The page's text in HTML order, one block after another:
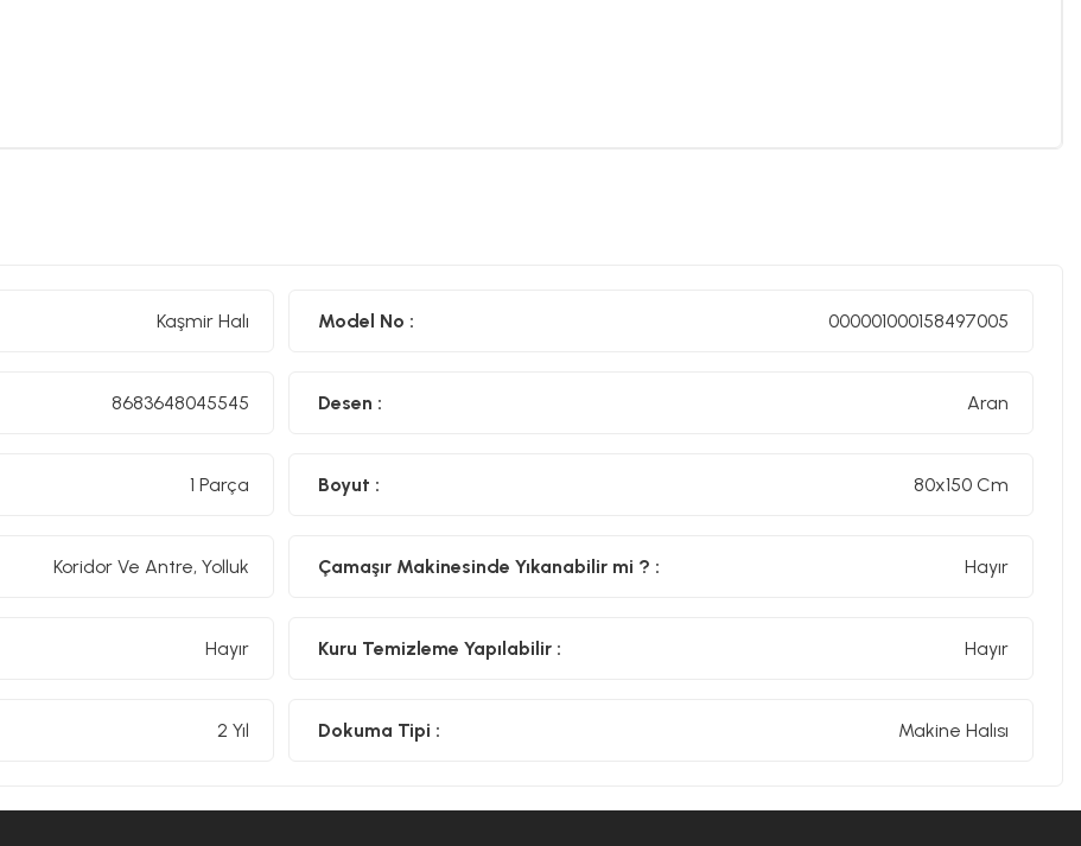
Kaşmir Halı Model No : 000001000158497005
8683648045545 Desen : Aran
1 Parça Boyut : 80x150 Cm
Koridor Ve Antre, Yolluk Çamaşır Makinesinde Yıkanabilir mi ? : Hayır
Hayır Kuru Temizleme Yapılabilir : Hayır
2 Yıl Dokuma Tipi : Makine Halısı